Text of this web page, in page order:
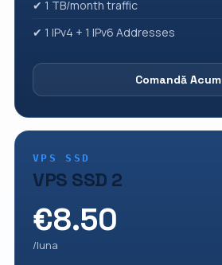
✔ 1 TB/month traffic
✔ 1 IPv4 + 1 IPv6 Addresses
Comandă Acum
VPS SSD
VPS SSD 2
€8.50
/luna